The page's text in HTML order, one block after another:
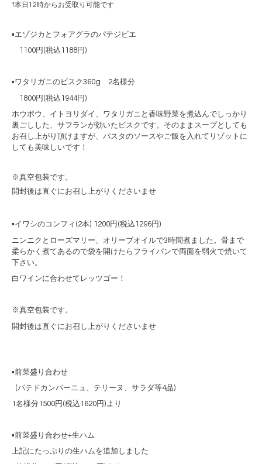
↑本日12時からお受取り可能です
▪️エゾジカとフォアグラのパテジビエ
1100円(税込1188円)
▪️ワタリガニのビスク360g 2名様分
1800円 (税込 1944円)
ホウボウ、イトヨリダイ、ワタリガニと香味野菜を煮込んでしっかり
裏ごしした、サフランが効いたビスクです。 そのままスープとしても
お召し上がり頂けますが、 パスタのソースやご飯を入れてリゾットに
しても美味しいです！
※真空包装です。
開封後は直ぐにお召し上がりくださいませ
▪️イワシのコンフィ (2本) 1200円 (税込 1296円 )
ニンニクとローズマリー、オリーブオイルで3時間煮ました。 骨まで
柔らかく煮てあるので袋を開けたらフライパンで両面を弱火で焼いて
下さい。
白ワインに合わせてレッツゴー！
※真空包装です。
開封後は直ぐにお召し上がりくださいませ
▪️前菜盛り合わせ
(パテドカンパーニュ、テリーヌ、サラダ等4品)
1名様分1500円(税込1620円)より
▪️前菜盛り合わせ+生ハム
上記にたっぷりの生ハムを追加しました